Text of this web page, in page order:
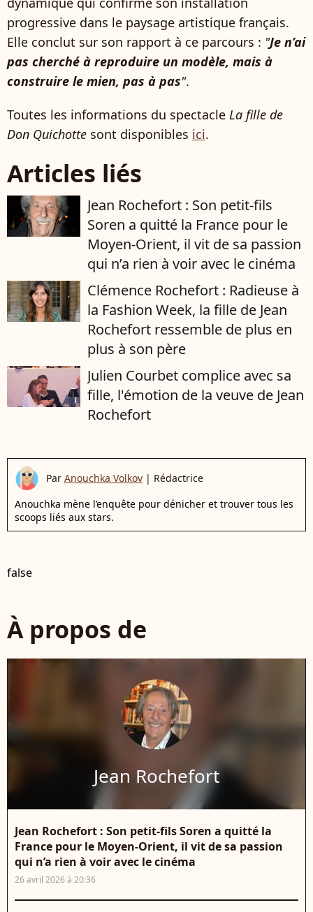
progressive dans le paysage artistique français.
Elle conclut sur son rapport à ce parcours : "Je n’ai
pas cherché à reproduire un modèle, mais à
construire le mien, pas à pas".
Toutes les informations du spectacle La fille de
Don Quichotte sont disponibles ici.
Articles liés
Jean Rochefort : Son petit-fils
Soren a quitté la France pour le
Moyen-Orient, il vit de sa passion
qui n’a rien à voir avec le cinéma
Clémence Rochefort : Radieuse à
la Fashion Week, la fille de Jean
Rochefort ressemble de plus en
plus à son père
Julien Courbet complice avec sa
fille, l'émotion de la veuve de Jean
Rochefort
Par Anouchka Volkov | Rédactrice
Anouchka mène l’enquête pour dénicher et trouver tous les
scoops liés aux stars.
false
À propos de
Jean Rochefort
Jean Rochefort : Son petit-fils Soren a quitté la
France pour le Moyen-Orient, il vit de sa passion
qui n’a rien à voir avec le cinéma
26 avril 2026 à 20:36